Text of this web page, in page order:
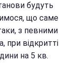
будуть
що саме
з певними
при відкритті
на 5 кв.